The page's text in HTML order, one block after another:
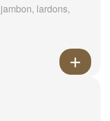
lardons,